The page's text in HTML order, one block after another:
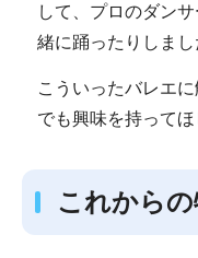
して、プロのダン
緒に踊ったりしまし
こういったバレエ
でも興味を持ってほ
これから